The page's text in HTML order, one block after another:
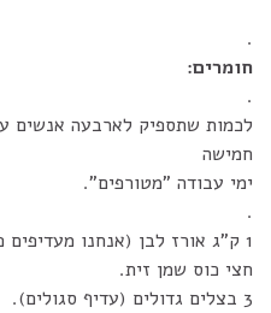
.
חומרים:
.
לכמות שתספיק לארבעה אנשים
חמישה
ימי עבודה "מטורפים".
.
1 ק"ג אורז לבן (אנחנו מעדיפים פרסי קלאסי).
חצי כוס שמן זית.
3 בצלים גדולים (עדיף סגולים).